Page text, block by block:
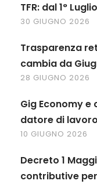
TFR: dal 1°
30 GIUGNO 2026
Trasparenza
cambia da
28 GIUGNO 2026
Gig Economy
datore di
10 GIUGNO 2026
Decreto 1
contributive